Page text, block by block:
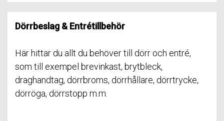
Dörrbeslag & Entrétillbehör
Här hittar du allt du behöver till dörr och entré,
som till exempel brevinkast, brytbleck,
draghandtag, dörrbroms, dörrhållare, dörrtrycke,
dörröga, dörrstopp m.m.